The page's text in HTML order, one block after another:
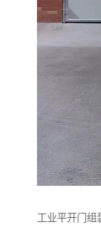
工业平开门组